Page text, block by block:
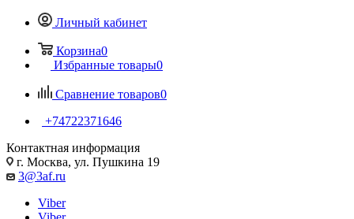
Личный кабинет
Корзина0
Избранные товары0
Сравнение товаров0
+74722371646
Контактная информация
г. Москва, ул. Пушкина 19
3@3af.ru
Viber